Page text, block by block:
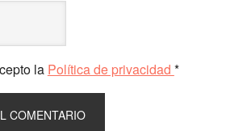
la Política de privacidad *